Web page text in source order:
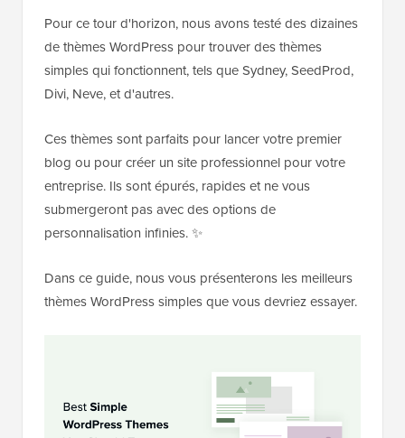
Pour ce tour d'horizon, nous avons testé des dizaines
de thèmes WordPress pour trouver des thèmes
simples qui fonctionnent, tels que Sydney, SeedProd,
Divi, Neve, et d'autres.
Ces thèmes sont parfaits pour lancer votre premier
blog ou pour créer un site professionnel pour votre
entreprise. Ils sont épurés, rapides et ne vous
submergeront pas avec des options de
personnalisation infinies. ✨
Dans ce guide, nous vous présenterons les meilleurs
thèmes WordPress simples que vous devriez essayer.